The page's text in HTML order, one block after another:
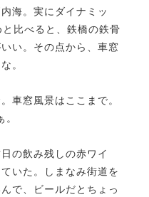
海。実にダイナミッ
比べると、鉄橋の鉄骨
い。その点から、車窓
。
車窓風景はここまで。
の飲み残しの赤ワイ
いた。しまなみ街道を
で、ビールだとちょっ